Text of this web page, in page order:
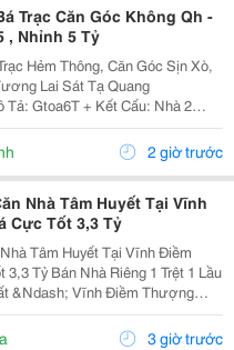
Trạc Căn Góc Không Qh -
, Nhỉnh 5 Tỷ
Hẻm Thông, Căn Góc Sịn Xò,
Lai Sát Tạ Quang
Tả: Gtoa6T + Kết Cấu: Nhà 2
+ Vị Trí: Ngay Dương Bá
Bửu, Âu Dương Lân, Nguyễn Thị
2 giờ trước
Nhà Tâm Huyết Tại Vĩnh
Cực Tốt 3,3 Tỷ
Tâm Huyết Tại Vĩnh Điềm
1 Trệt 1 Lầu
&Ndash; Vĩnh Điềm Thượng
Cách Đường 23/10 Chỉ 50M Hẻm Thông Thoáng, Kết...
3 giờ trước